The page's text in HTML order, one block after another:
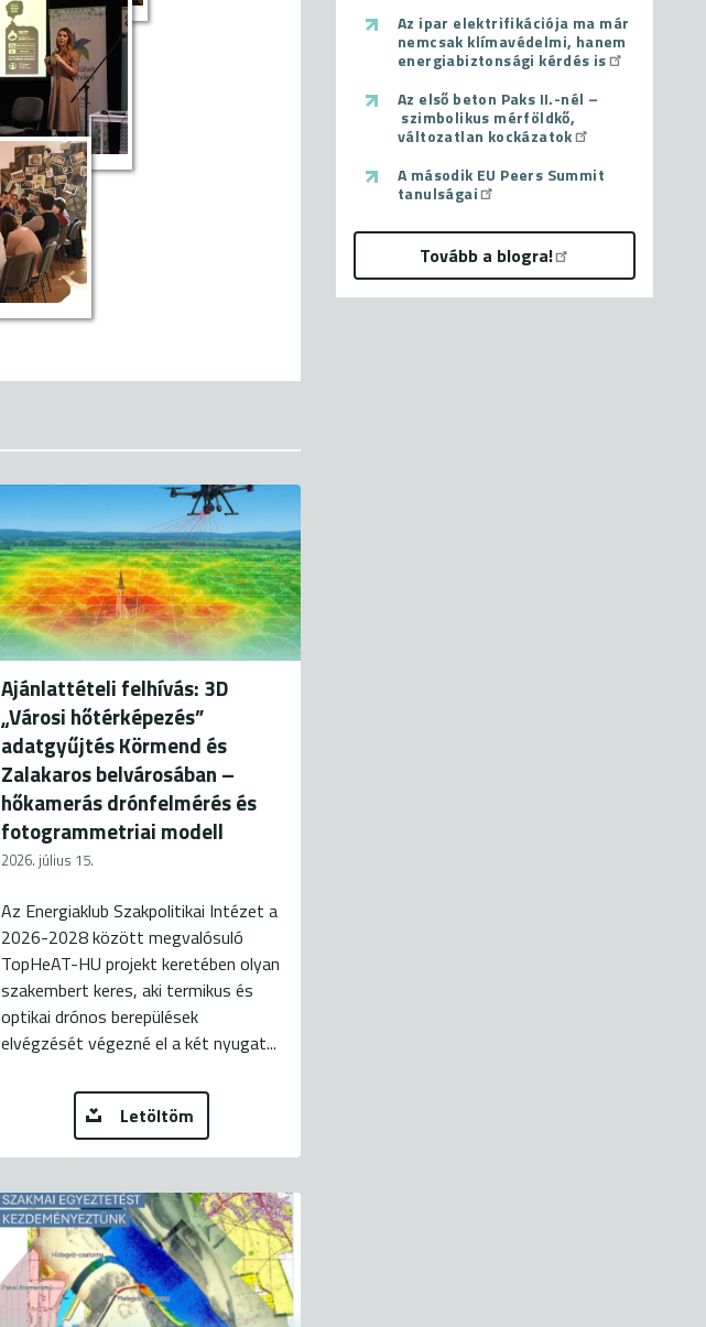
Ajánlattételi felhívás: 3D
„Városi hőtérképezés”
adatgyűjtés Körmend és
Zalakaros belvárosában –
hőkamerás drónfelmérés és
fotogrammetriai modell
2026. július 15.
Az Energiaklub Szakpolitikai Intézet a
2026-2028 között megvalósuló
TopHeAT-HU projekt keretében olyan
szakembert keres, aki termikus és
optikai drónos berepülések
elvégzését végezné el a két nyugat...
Letöltöm
Az ipar elektrifikációja ma már
nemcsak klímavédelmi, hanem
energiabiztonsági kérdés is
Az első beton Paks II.-nél –
szimbolikus mérföldkő,
változatlan kockázatok
A második EU Peers Summit
tanulságai
Tovább a blogra!